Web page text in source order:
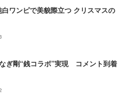
ワンピで美貌際立つ クリスマスの
ぎ剛“銭コラボ”実現 コメント到着